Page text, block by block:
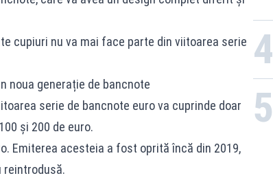
cupiuri nu va mai face parte din viitoarea serie
noua generație de bancnote
serie de bancnote euro va cuprinde doar
și 200 de euro.
Emiterea acesteia a fost oprită încă din 2019,
reintrodusă.
4
5